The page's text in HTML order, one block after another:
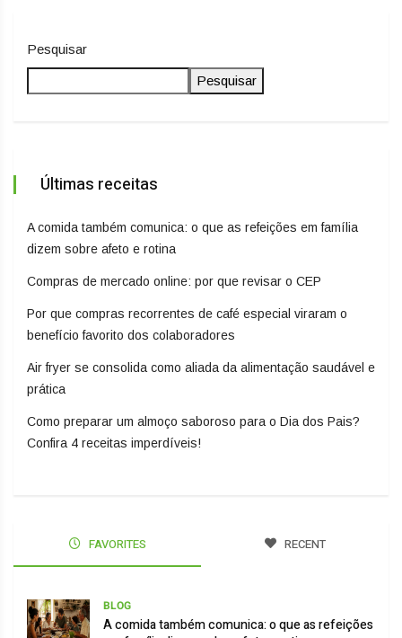
Pesquisar
Pesquisar
Últimas receitas
A comida também comunica: o que as refeições em família
dizem sobre afeto e rotina
Compras de mercado online: por que revisar o CEP
Por que compras recorrentes de café especial viraram o
benefício favorito dos colaboradores
Air fryer se consolida como aliada da alimentação saudável e
prática
Como preparar um almoço saboroso para o Dia dos Pais?
Confira 4 receitas imperdíveis!
FAVORITES RECENT
BLOG
A comida também comunica: o que as refeições